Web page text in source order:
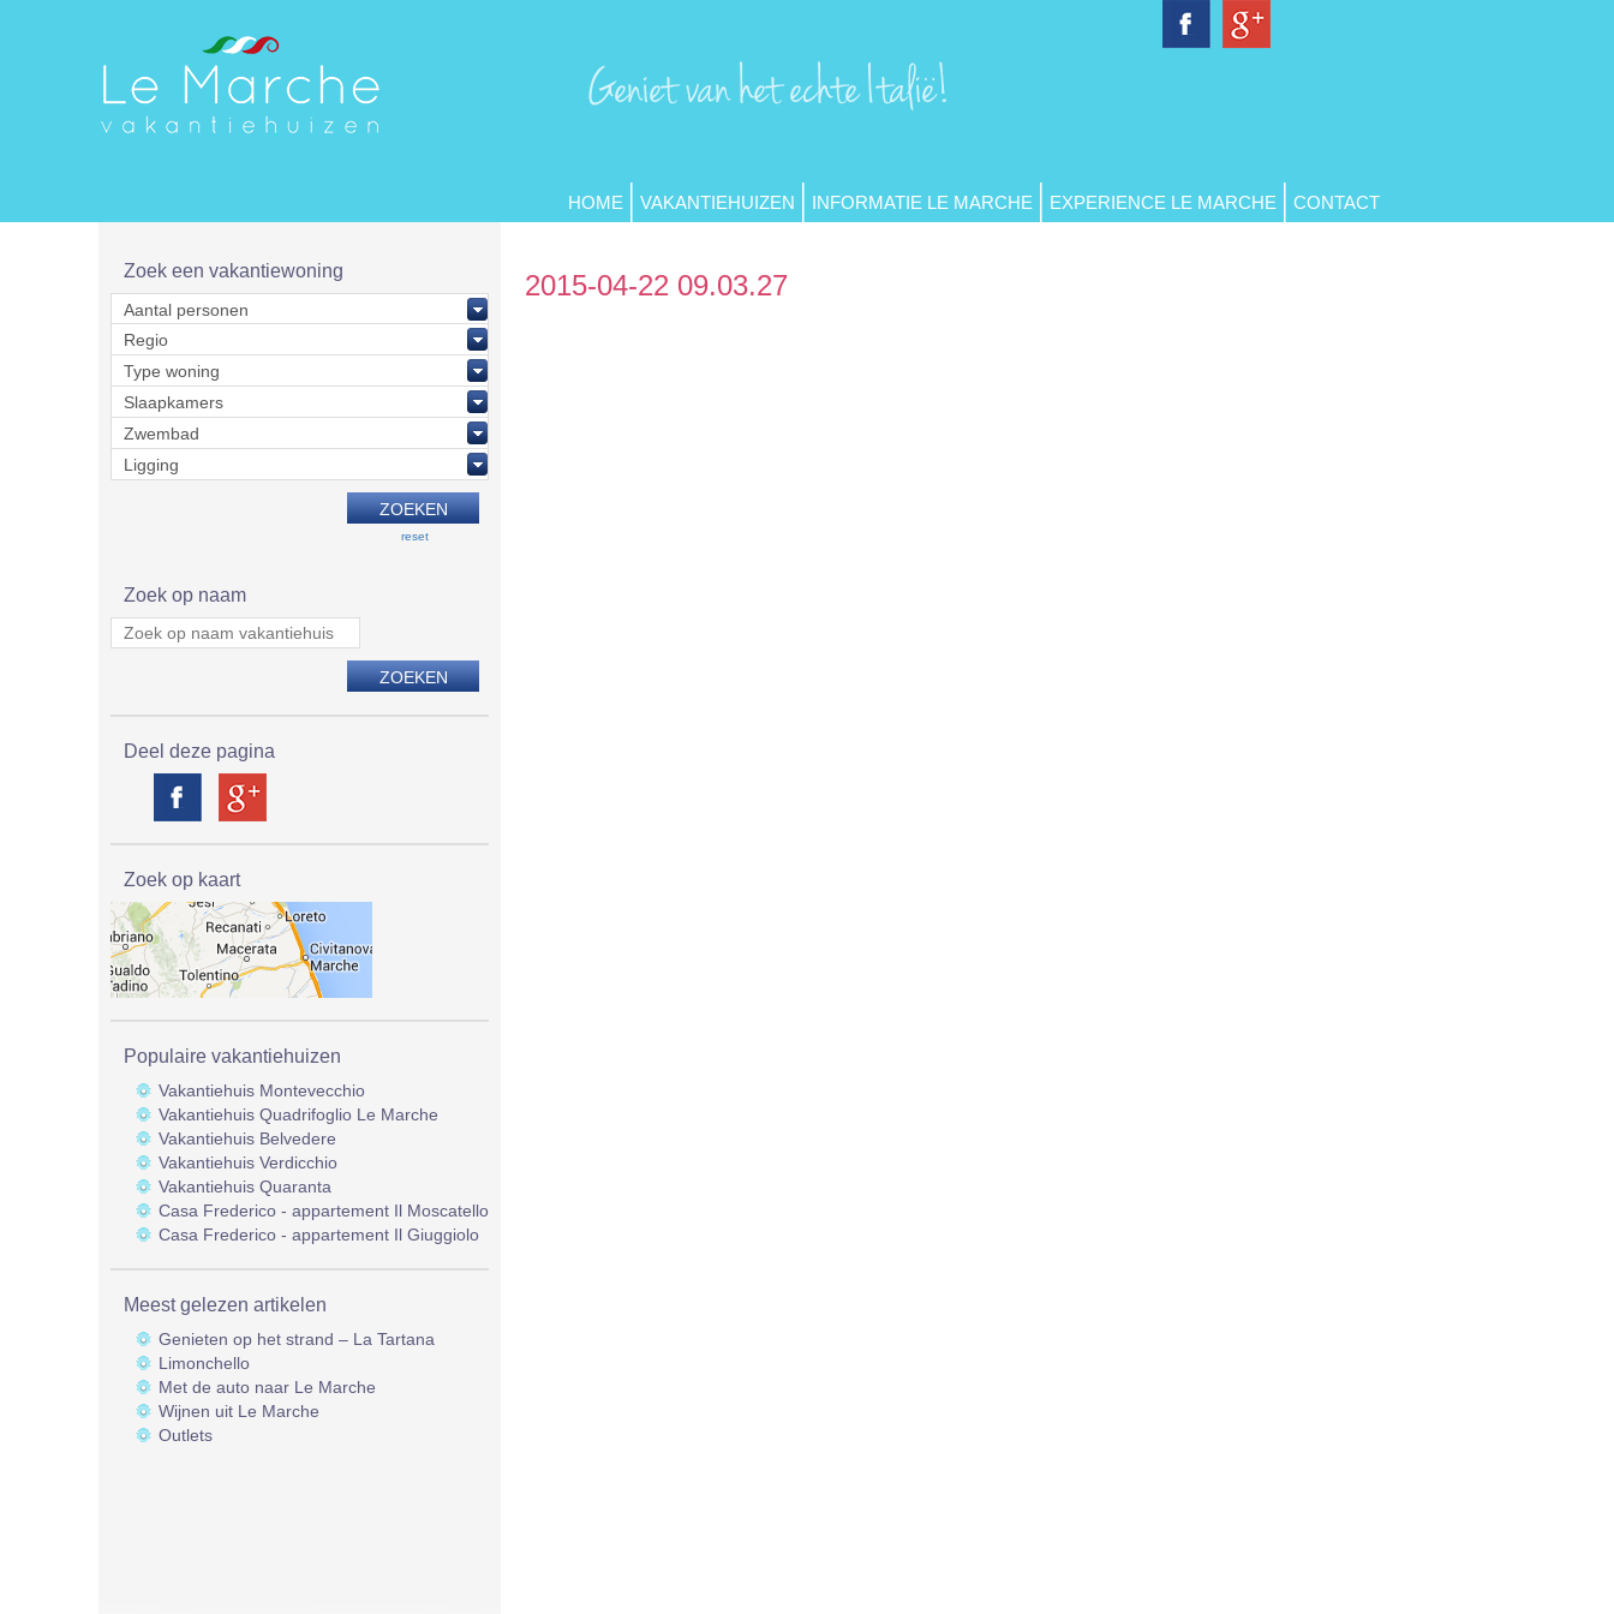
HOME VAKANTIEHUIZEN INFORMATIE LE MARCHE EXPERIENCE LE MARCHE CONTACT
Zoek een vakantiewoning
reset
Zoek op naam
Deel deze pagina
Zoek op kaart
Populaire vakantiehuizen
Vakantiehuis Montevecchio
Vakantiehuis Quadrifoglio Le Marche
Vakantiehuis Belvedere
Vakantiehuis Verdicchio
Vakantiehuis Quaranta
Casa Frederico - appartement Il Moscatello
Casa Frederico - appartement Il Giuggiolo
Meest gelezen artikelen
Genieten op het strand – La Tartana
Limonchello
Met de auto naar Le Marche
Wijnen uit Le Marche
Outlets
2015-04-22 09.03.27